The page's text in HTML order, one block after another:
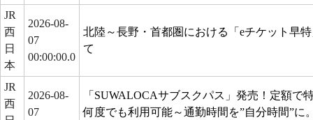
JR
西
日
本
2026-08-
07
00:00:00.0
北陸～長野・首都圏における「eチケット早
て
JR
西
2026-08-
07
「SUWALOCAサブスクパス」発売！定額で
何度でも利用可能～通勤時間を”自分時間”に